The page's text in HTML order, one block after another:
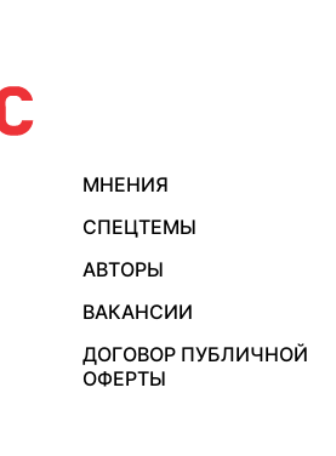
МНЕНИЯ
СПЕЦТЕМЫ
АВТОРЫ
ВАКАНСИИ
ДОГОВОР ПУБЛИЧНОЙ
ОФЕРТЫ